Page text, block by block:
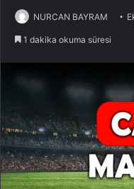
NURCAN BAYRAM
1 dakika okuma süresi